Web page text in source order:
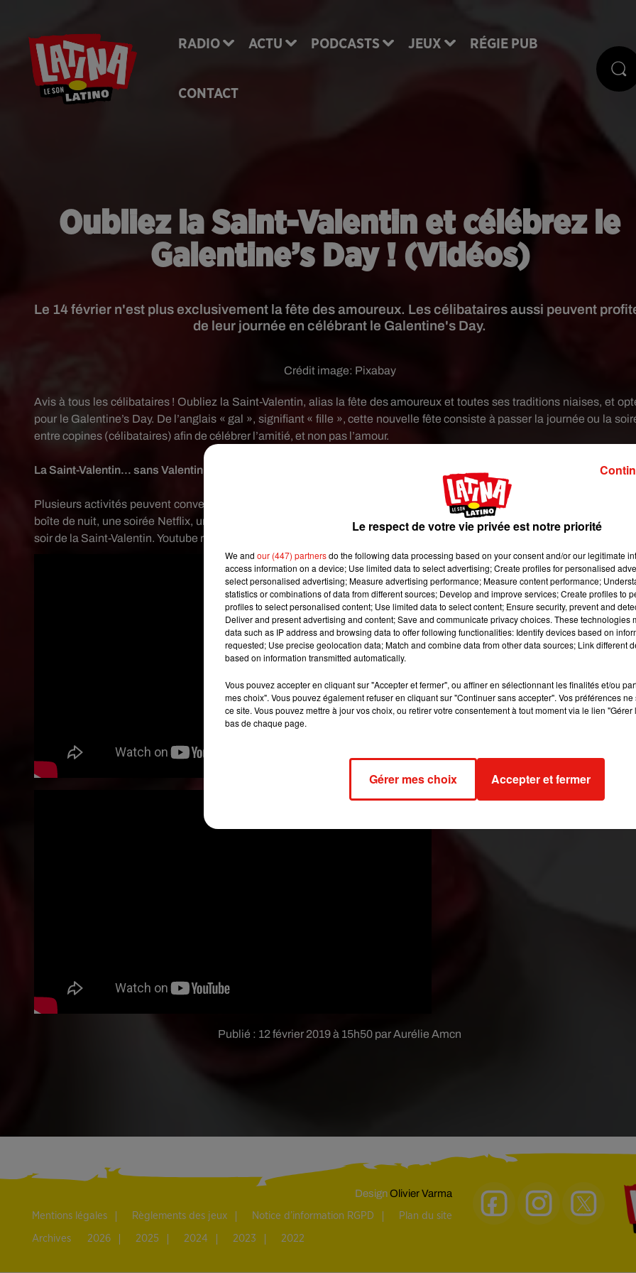
RADIO ACTU PODCASTS JEUX RÉGIE PUB
CONTACT
Oubliez la Saint-Valentin et célébrez le
Galentine’s Day ! (Vidéos)
Publié : 12 février 2019 à 15h50 par Aurélie Amcn
Le 14 février n'est plus exclusivement la fête des amoureux. Les célibataires aussi peuvent
de leur journée en célébrant le Galentine's Day.
Crédit image: Pixabay
Avis à tous les célibataires ! Oubliez la Saint-Valentin, alias la fête des amoureux et toutes ses traditions niaises, et
pour le Galentine’s Day. De l’anglais « gal », signifiant « fille », cette nouvelle fête consiste à passer la journée ou la
entre copines (célibataires) afin de célébrer l’amitié, et non pas l’amour.
La Saint-Valentin... sans Valentin !
Plusieurs activités peuvent convenir à ce moment entre filles :
petit resto, une sortie au spa, un cinéma, une soirée
boîte de nuit, une soirée Netflix, une escapade en Europe…
En somme, tout ce que vous auriez pu faire avec votre chéri
soir de la Saint-Valentin. Youtube regorge d’ailleurs d’idées de soirées thématiques à partager avec vos
DesignOlivier Varma
Mentions légales Règlements des jeux Notice d’information RGPD Plan du site
Archives 2026 2025 2024 2023 2022
Le respect de votre vie privée est notre priorité
We and our (447) partnersdo the following data processing based on your consent and/or our legitimate
access information on a device; Use limited data to select advertising; Create profiles for personalised
select personalised advertising; Measure advertising performance; Measure content performance;
statistics or combinations of data from different sources; Develop and improve services; Create profiles to
profiles to select personalised content; Use limited data to select content; Ensure security, prevent and
Deliver and present advertising and content; Save and communicate privacy choices. These technologies
data such as IP address and browsing data to offer following functionalities: Identify devices based on
requested; Use precise geolocation data; Match and combine data from other data sources; Link different
based on information transmitted automatically.
Vous pouvez accepter en cliquant sur "Accepter et fermer", ou affiner en sélectionnant les finalités et/ou
mes choix". Vous pouvez également refuser en cliquant sur "Continuer sans accepter". Vos préférences
ce site. Vous pouvez mettre à jour vos choix, ou retirer votre consentement à tout moment via le lien
bas de chaque page.
Gérer mes choix Accepter et fermer